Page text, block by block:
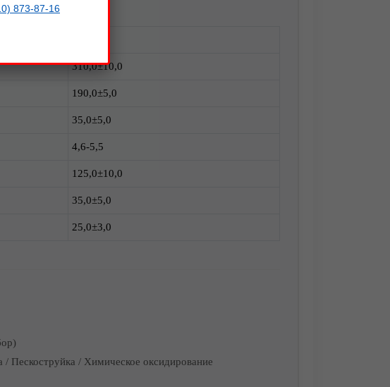
310,0±10,0
190,0±5,0
35,0±5,0
4,6-5,5
125,0±10,0
35,0±5,0
25,0±3,0
/ Пескоструйка / Химическое оксидирование
873-87-16